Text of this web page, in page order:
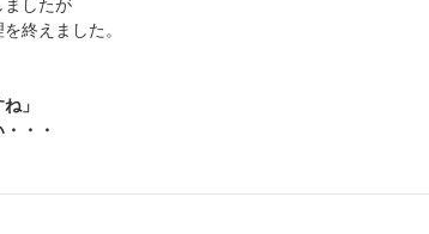
ましたが
終えました。
」
・・